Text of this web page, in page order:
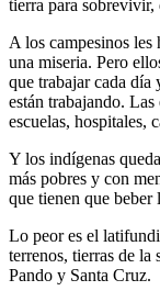
tierra para sobrevivir,
A los campesinos les
una miseria. Pero
que trabajar cada
están trabajando.
escuelas, hospitales,
Y los indígenas
más pobres y con
que tienen que beber
Lo peor es el
terrenos, tierras de la
Pando y Santa Cruz.